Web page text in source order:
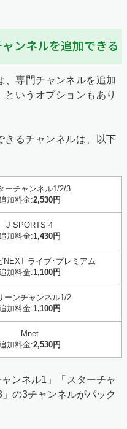
ンネルを追加できる
、専門チャンネルを追加
いうオプションもあり
きるチャンネルは、以下
ーチャンネル1/2/3
加料金:2,530円
J SPORTS 4
加料金:1,430円
NEXT ライブ･プレミアム
加料金:1,100円
ーンチャンネル1/2
加料金:1,100円
Mnet
加料金:2,530円
ンネル1」「スターチャ
の3チャンネルがパック